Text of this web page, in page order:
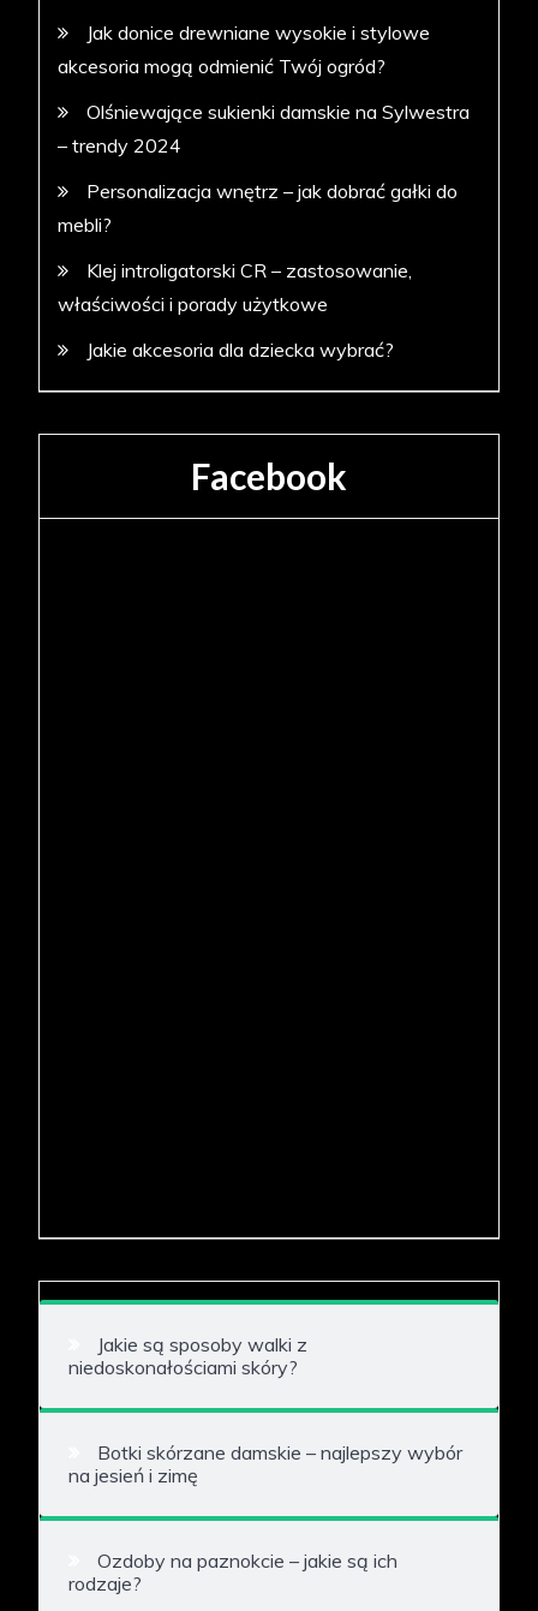
Jak donice drewniane wysokie i stylowe
akcesoria mogą odmienić Twój ogród?
Olśniewające sukienki damskie na Sylwestra
– trendy 2024
Personalizacja wnętrz – jak dobrać gałki do
mebli?
Klej introligatorski CR – zastosowanie,
właściwości i porady użytkowe
Jakie akcesoria dla dziecka wybrać?
Facebook
Jakie są sposoby walki z
niedoskonałościami skóry?
Botki skórzane damskie – najlepszy wybór
na jesień i zimę
Ozdoby na paznokcie – jakie są ich
rodzaje?